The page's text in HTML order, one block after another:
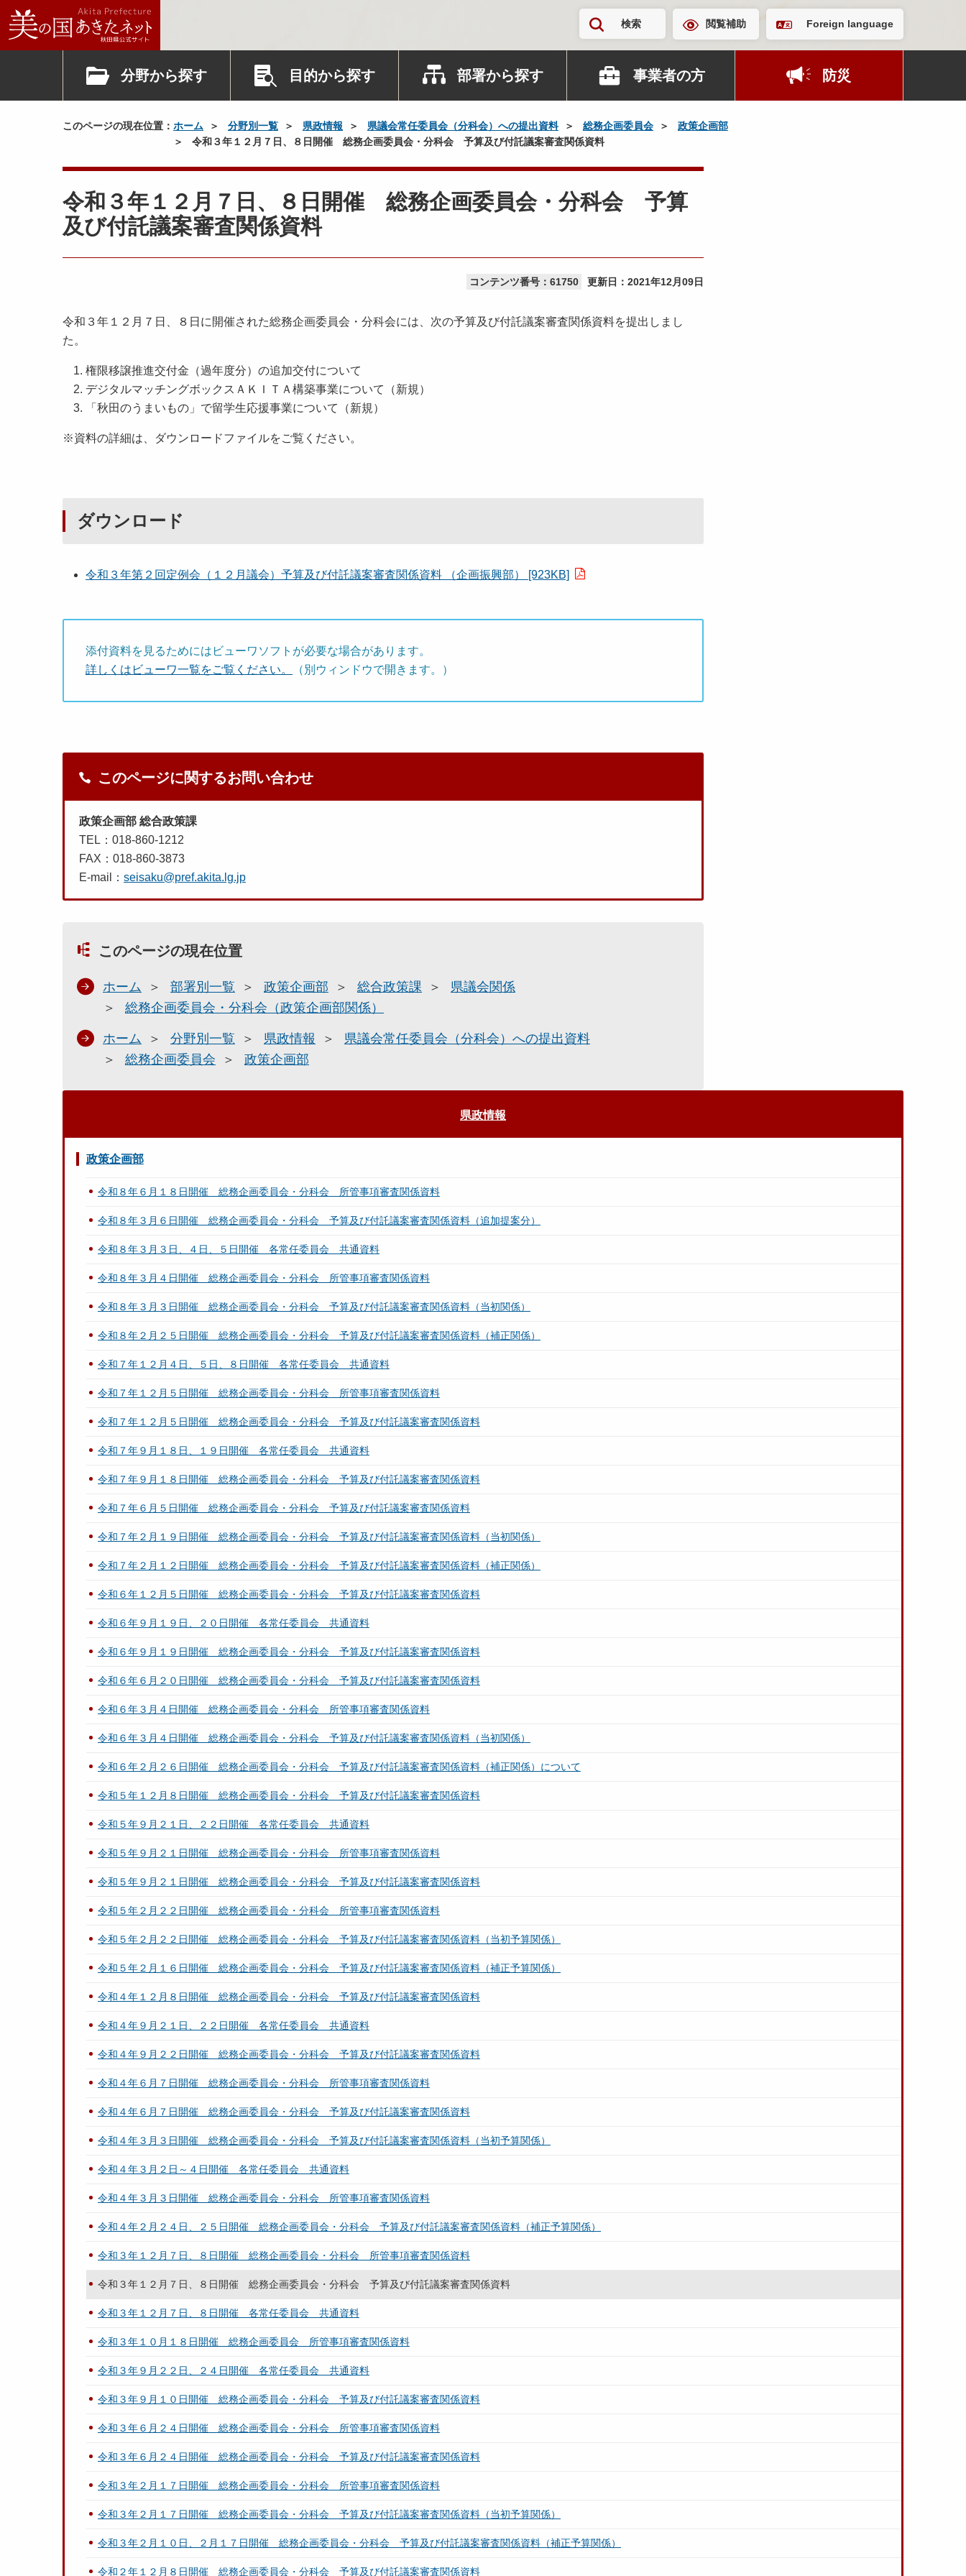
検索 閲覧補助 Foreign language
分野から探す 目的から探す 部署から探す 事業者の方 防災
このページの現在位置： ホーム 分野別一覧 県政情報 県議会常任委員会（分科会）への提出資料 総務企画委員会
政策企画部
令和３年１２月７日、８日開催 総務企画委員会・分科会 予算及び付託議案審査関係資料
令和３年１２月７日、８日開催 総務企画委員会・分科会 予算
及び付託議案審査関係資料
コンテンツ番号：61750 更新日： 2021年12月09日
令和３年１２月７日、８日に開催された総務企画委員会・分科会には、次の予算及び付託議案審査関係資料を提出しまし
た。
権限移譲推進交付金（過年度分）の追加交付について
デジタルマッチングボックスＡＫＩＴＡ構築事業について（新規）
「秋田のうまいもの」で留学生応援事業について（新規）
※資料の詳細は、ダウンロードファイルをご覧ください。
ダウンロード
令和３年第２回定例会（１２月議会）予算及び付託議案審査関係資料 （企画振興部） [923KB]
添付資料を見るためにはビューワソフトが必要な場合があります。
詳しくはビューワ一覧をご覧ください。
（別ウィンドウで開きます。）
このページに関するお問い合わせ
政策企画部 総合政策課
TEL：018-860-1212
FAX：018-860-3873
E-mail： seisaku@pref.akita.lg.jp
このページの現在位置
ホーム 部署別一覧 政策企画部 総合政策課
県議会関係
総務企画委員会・分科会（政策企画部関係）
ホーム 分野別一覧 県政情報
県議会常任委員会（分科会）への提出資料
総務企画委員会
政策企画部
県政情報
政策企画部
令和８年６月１８日開催 総務企画委員会・分科会 所管事項審査関係資料
令和８年３月６日開催 総務企画委員会・分科会 予算及び付託議案審査関係資料（追加提案分）
令和８年３月３日、４日、５日開催 各常任委員会 共通資料
令和８年３月４日開催 総務企画委員会・分科会 所管事項審査関係資料
令和８年３月３日開催 総務企画委員会・分科会 予算及び付託議案審査関係資料（当初関係）
令和８年２月２５日開催 総務企画委員会・分科会 予算及び付託議案審査関係資料（補正関係）
令和７年１２月４日、５日、８日開催 各常任委員会 共通資料
令和７年１２月５日開催 総務企画委員会・分科会 所管事項審査関係資料
令和７年１２月５日開催 総務企画委員会・分科会 予算及び付託議案審査関係資料
令和７年９月１８日、１９日開催 各常任委員会 共通資料
令和７年９月１８日開催 総務企画委員会・分科会 予算及び付託議案審査関係資料
令和７年６月５日開催 総務企画委員会・分科会 予算及び付託議案審査関係資料
令和７年２月１９日開催 総務企画委員会・分科会 予算及び付託議案審査関係資料（当初関係）
令和７年２月１２日開催 総務企画委員会・分科会 予算及び付託議案審査関係資料（補正関係）
令和６年１２月５日開催 総務企画委員会・分科会 予算及び付託議案審査関係資料
令和６年９月１９日、２０日開催 各常任委員会 共通資料
令和６年９月１９日開催 総務企画委員会・分科会 予算及び付託議案審査関係資料
令和６年６月２０日開催 総務企画委員会・分科会 予算及び付託議案審査関係資料
令和６年３月４日開催 総務企画委員会・分科会 所管事項審査関係資料
令和６年３月４日開催 総務企画委員会・分科会 予算及び付託議案審査関係資料（当初関係）
令和６年２月２６日開催 総務企画委員会・分科会 予算及び付託議案審査関係資料（補正関係）について
令和５年１２月８日開催 総務企画委員会・分科会 予算及び付託議案審査関係資料
令和５年９月２１日、２２日開催 各常任委員会 共通資料
令和５年９月２１日開催 総務企画委員会・分科会 所管事項審査関係資料
令和５年９月２１日開催 総務企画委員会・分科会 予算及び付託議案審査関係資料
令和５年２月２２日開催 総務企画委員会・分科会 所管事項審査関係資料
令和５年２月２２日開催 総務企画委員会・分科会 予算及び付託議案審査関係資料（当初予算関係）
令和５年２月１６日開催 総務企画委員会・分科会 予算及び付託議案審査関係資料（補正予算関係）
令和４年１２月８日開催 総務企画委員会・分科会 予算及び付託議案審査関係資料
令和４年９月２１日、２２日開催 各常任委員会 共通資料
令和４年９月２２日開催 総務企画委員会・分科会 予算及び付託議案審査関係資料
令和４年６月７日開催 総務企画委員会・分科会 所管事項審査関係資料
令和４年６月７日開催 総務企画委員会・分科会 予算及び付託議案審査関係資料
令和４年３月３日開催 総務企画委員会・分科会 予算及び付託議案審査関係資料（当初予算関係）
令和４年３月２日～４日開催 各常任委員会 共通資料
令和４年３月３日開催 総務企画委員会・分科会 所管事項審査関係資料
令和４年２月２４日、２５日開催 総務企画委員会・分科会 予算及び付託議案審査関係資料（補正予算関係）
令和３年１２月７日、８日開催 総務企画委員会・分科会 所管事項審査関係資料
令和３年１２月７日、８日開催 総務企画委員会・分科会 予算及び付託議案審査関係資料
令和３年１２月７日、８日開催 各常任委員会 共通資料
令和３年１０月１８日開催 総務企画委員会 所管事項審査関係資料
令和３年９月２２日、２４日開催 各常任委員会 共通資料
令和３年９月１０日開催 総務企画委員会・分科会 予算及び付託議案審査関係資料
令和３年６月２４日開催 総務企画委員会・分科会 所管事項審査関係資料
令和３年６月２４日開催 総務企画委員会・分科会 予算及び付託議案審査関係資料
令和３年２月１７日開催 総務企画委員会・分科会 所管事項審査関係資料
令和３年２月１７日開催 総務企画委員会・分科会 予算及び付託議案審査関係資料（当初予算関係）
令和３年２月１０日、２月１７日開催 総務企画委員会・分科会 予算及び付託議案審査関係資料（補正予算関係）
令和２年１２月８日開催 総務企画委員会・分科会 予算及び付託議案審査関係資料